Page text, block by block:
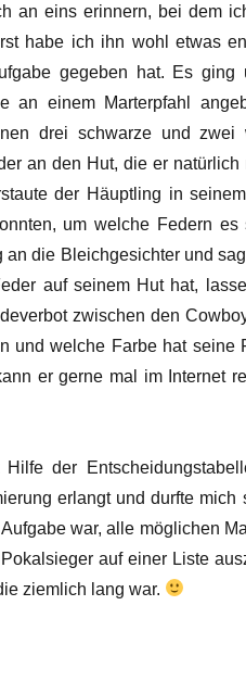
an eins erinnern, bei dem
habe ich ihn wohl etwas
gegeben hat. Es ging
an einem Marterpfahl
drei schwarze und zwei
an den Hut, die er natürlich
der Häuptling in
um welche Federn es
die Bleichgesichter und
auf seinem Hut hat,
zwischen den
und welche Farbe hat seine
er gerne mal im Internet
der
erlangt und durfte mich
war, alle möglichen
auf einer Liste
ziemlich lang war.